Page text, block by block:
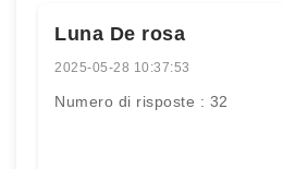
Luna De rosa
2025-05-28 10:37:53
Numero di risposte : 32